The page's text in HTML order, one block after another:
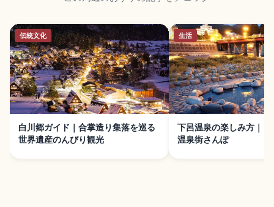
伝統文化
白川郷ガイド｜合掌造り集落を巡る
世界遺産のんびり観光
生活
下呂温泉の楽しみ方｜日
温泉街さんぽ